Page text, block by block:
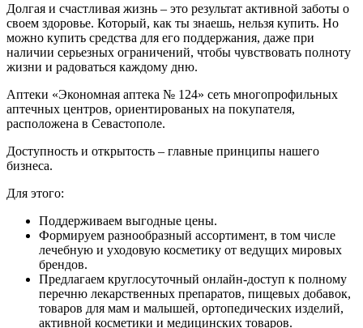
Долгая и счастливая жизнь – это результат активной заботы о
своем здоровье. Который, как ты знаешь, нельзя купить. Но
можно купить средства для его поддержания, даже при
наличии серьезных ограничений, чтобы чувствовать полноту
жизни и радоваться каждому дню.
Аптеки «Экономная аптека № 124» сеть многопрофильных
аптечных центров, ориентированых на покупателя,
расположена в Севастополе.
Доступность и открытость – главные принципы нашего
бизнеса.
Для этого:
Поддерживаем выгодные цены.
Формируем разнообразный ассортимент, в том числе
лечебную и уходовую косметику от ведущих мировых
брендов.
Предлагаем круглосуточный онлайн-доступ к полному
перечню лекарственных препаратов, пищевых добавок,
товаров для мам и малышей, ортопедических изделий,
активной косметики и медицинских товаров.